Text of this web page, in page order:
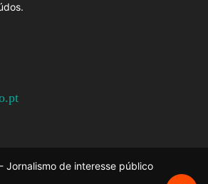
Jornalismo de interesse público